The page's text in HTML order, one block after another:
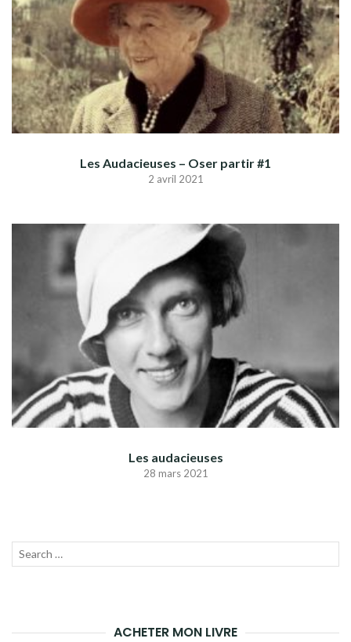
Les Audacieuses – Oser partir #1
2 avril 2021
Les audacieuses
28 mars 2021
Recherche
ACHETER MON LIVRE